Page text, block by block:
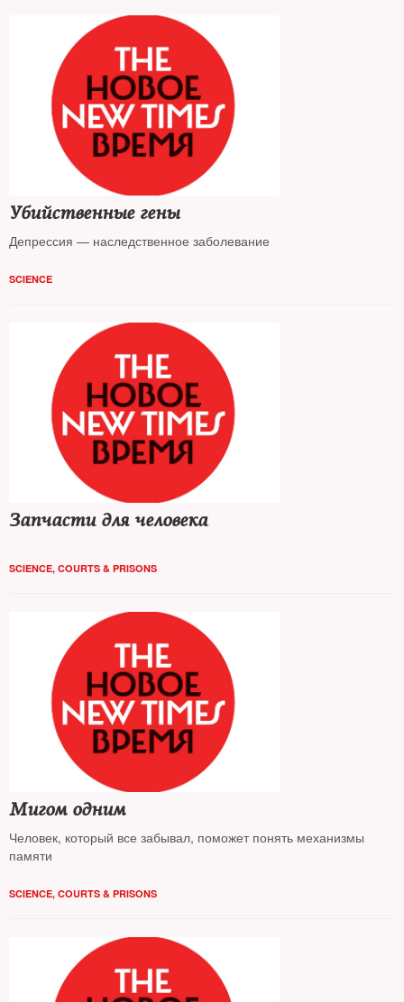
Убийственные гены
Депрессия — наследственное заболевание
SCIENCE
Запчасти для человека
SCIENCE, COURTS & PRISONS
Мигом одним
Человек, который все забывал, поможет понять механизмы
памяти
SCIENCE, COURTS & PRISONS